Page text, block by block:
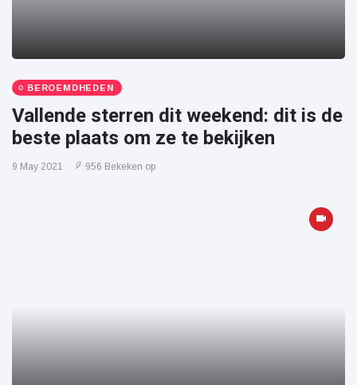
BEROEMDHEDEN
Vallende sterren dit weekend: dit is de
beste plaats om ze te bekijken
9 May 2021 956 Bekeken op